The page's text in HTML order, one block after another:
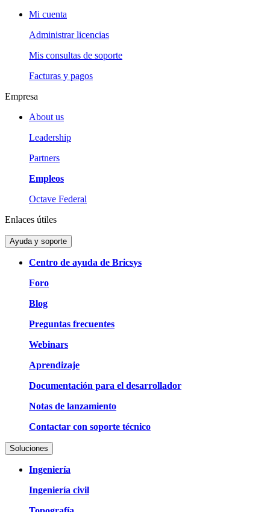
Mi cuenta
Administrar licencias
Mis consultas de soporte
Facturas y pagos
Empresa
About us
Leadership
Partners
Empleos
Octave Federal
Enlaces útiles
Ayuda y soporte
Centro de ayuda de Bricsys
Foro
Blog
Preguntas frecuentes
Webinars
Aprendizaje
Documentación para el desarrollador
Notas de lanzamiento
Contactar con soporte técnico
Soluciones
Ingeniería
Ingeniería civil